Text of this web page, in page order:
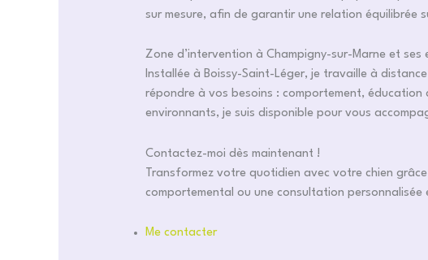
sur mesure, afin de garantir une relation équilibrée
Zone d’intervention à Champigny-sur-Marne et ses
Installée à Boissy-Saint-Léger, je travaille à
répondre à vos besoins : comportement, éducation
environnants, je suis disponible pour vous
Contactez-moi dès maintenant !
Transformez votre quotidien avec votre chien
comportemental ou une consultation personnalisée
Me contacter